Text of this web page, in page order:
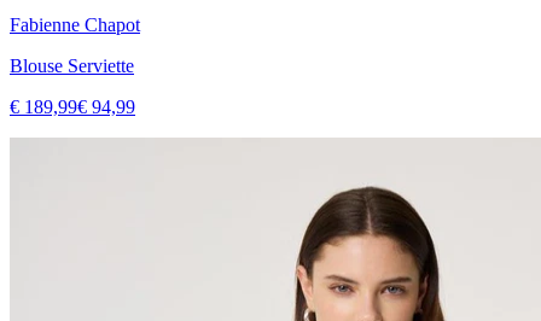
Fabienne Chapot
Blouse Serviette
€ 189,99€ 94,99